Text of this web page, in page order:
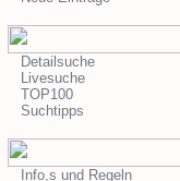
Detailsuche
Livesuche
TOP100
Suchtipps
Info,s und Regeln